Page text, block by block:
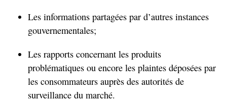
Les informations partagées par d’autres instances
gouvernementales;
Les rapports concernant les produits
problématiques ou encore les plaintes déposées par
les consommateurs auprès des autorités de
surveillance du marché.